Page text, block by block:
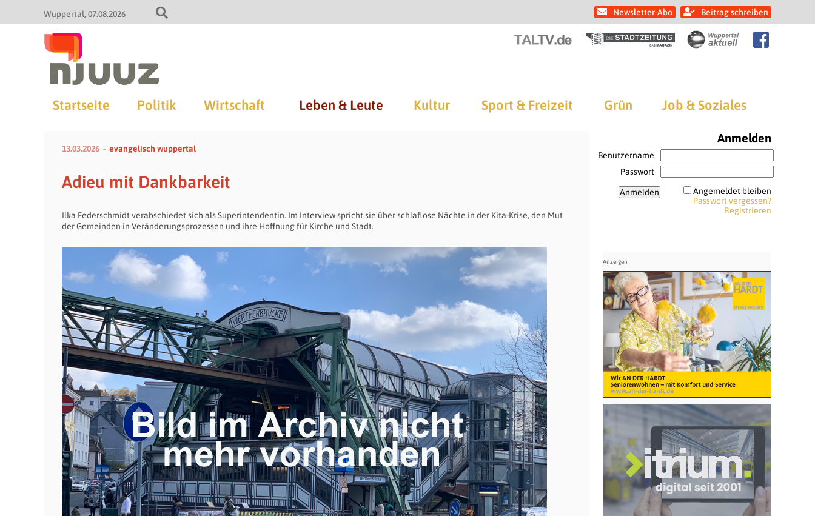
Wuppertal 07.08.2026 Newsletter-Abo Beitrag schreiben
Startseite Politik Wirtschaft Leben & Leute Kultur Sport & Freizeit Grün Job & Soziales
13.03.2026 evangelisch wuppertal
Adieu mit Dankbarkeit
Ilka Federschmidt verabschiedet sich als Superintendentin. Im Interview spricht sie über schlaflose Nächte in der Kita-Krise, den Mut
der Gemeinden in Veränderungsprozessen und ihre Hoffnung für Kirche und Stadt.
Anmelden
Benutzername
Passwort
Angemeldet bleiben
Passwort vergessen?
Registrieren